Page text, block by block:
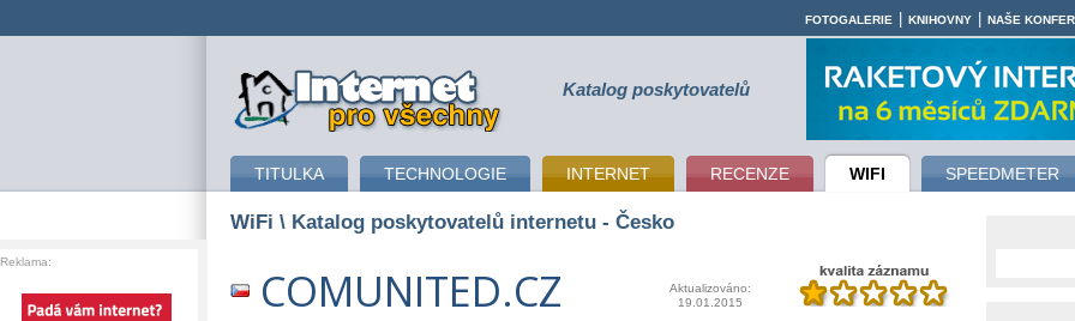
připojení k internetu Katalog poskytovatelů
TITULKA TECHNOLOGIE INTERNET RECENZE WIFI SPEEDMETER
FOTOGALERIE KNIHOVNY NAŠE
WiFi \ Katalog poskytovatelů internetu - Česko
COMUNITED.CZ
Aktualizováno:
19.01.2015
Reklama: